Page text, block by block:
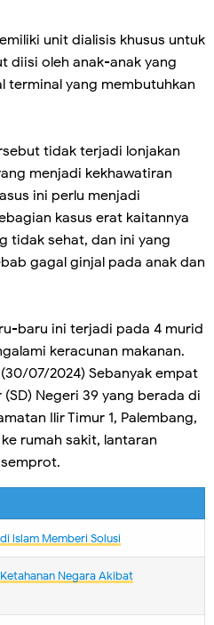
unit dialisis khusus untuk
diisi oleh anak-anak yang
terminal yang membutuhkan
tidak terjadi lonjakan
menjadi kekhawatiran
ini perlu menjadi
kasus erat kaitannya
tidak sehat, dan ini yang
gagal ginjal pada anak dan
baru ini terjadi pada 4 murid
keracunan makanan.
07/2024) Sebanyak empat
Negeri 39 yang berada di
Ilir Timur 1, Palembang,
rumah sakit, lantaran
lslam Memberi Solusi
Negara Akibat